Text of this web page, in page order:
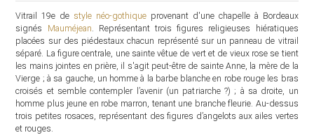
Vitrail 19e de style néo-gothique provenant d'une chapelle à Bordeaux
signés Mauméjean. Représentant trois figures religieuses hiératiques
placées sur des piédestaux chacun représenté sur un panneau de vitrail
séparé. La figure centrale, une sainte vêtue de vert et de vieux rose se tient
les mains jointes en prière, il s'agit peut-être de sainte Anne, la mère de la
Vierge ; à sa gauche, un homme à la barbe blanche en robe rouge les bras
croisés et semble contempler l’avenir (un patriarche ?) ; à sa droite, un
homme plus jeune en robe marron, tenant une branche fleurie. Au-dessus
trois petites rosaces, représentant des figures d’angelots aux ailes vertes
et rouges.